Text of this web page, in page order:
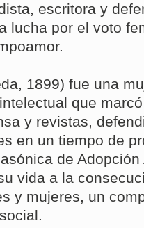
escritora y
lucha por el voto
1899) fue una
que
y revistas,
en un tiempo de
de
vida a la
y mujeres, un